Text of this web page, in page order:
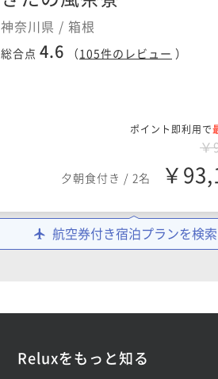
神奈川県 / 箱根
総合点 4.6 （105件のレビュー ）
ポイント即利用で
￥
夕朝食付き / 2名 ￥
航空券付き宿泊プランを検索
Reluxをもっと知る